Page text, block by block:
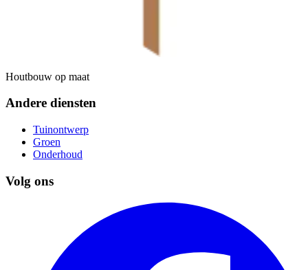
Houtbouw op maat
Andere diensten
Tuinontwerp
Groen
Onderhoud
Volg ons